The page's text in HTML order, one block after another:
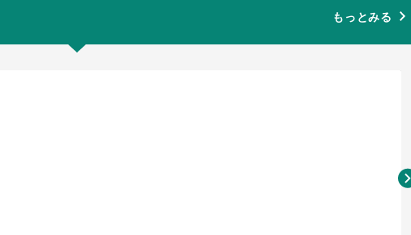
もっとみる